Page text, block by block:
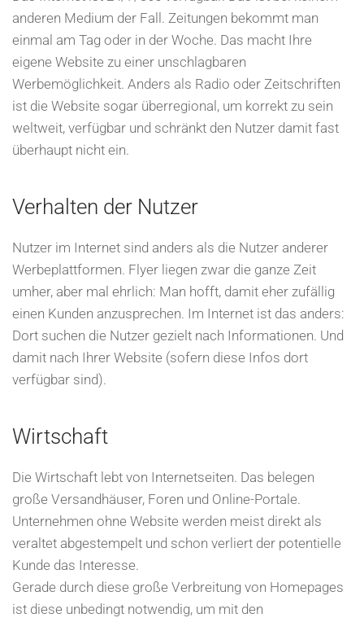
anderen Medium der Fall. Zeitungen bekommt man
einmal am Tag oder in der Woche. Das macht Ihre
eigene Website zu einer unschlagbaren
Werbemöglichkeit. Anders als Radio oder Zeitschriften
ist die Website sogar überregional, um korrekt zu sein
weltweit, verfügbar und schränkt den Nutzer damit fast
überhaupt nicht ein.
Verhalten der Nutzer
Nutzer im Internet sind anders als die Nutzer anderer
Werbeplattformen. Flyer liegen zwar die ganze Zeit
umher, aber mal ehrlich: Man hofft, damit eher zufällig
einen Kunden anzusprechen. Im Internet ist das anders:
Dort suchen die Nutzer gezielt nach Informationen. Und
damit nach Ihrer Website (sofern diese Infos dort
verfügbar sind).
Wirtschaft
Die Wirtschaft lebt von Internetseiten. Das belegen
große Versandhäuser, Foren und Online-Portale.
Unternehmen ohne Website werden meist direkt als
veraltet abgestempelt und schon verliert der potentielle
Kunde das Interesse.
Gerade durch diese große Verbreitung von Homepages
ist diese unbedingt notwendig, um mit den